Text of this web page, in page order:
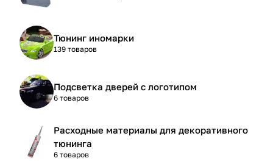
Тюнинг иномарки
139 товаров
Подсветка дверей с логотипом
6 товаров
Расходные материалы для декоративного
тюнинга
6 товаров